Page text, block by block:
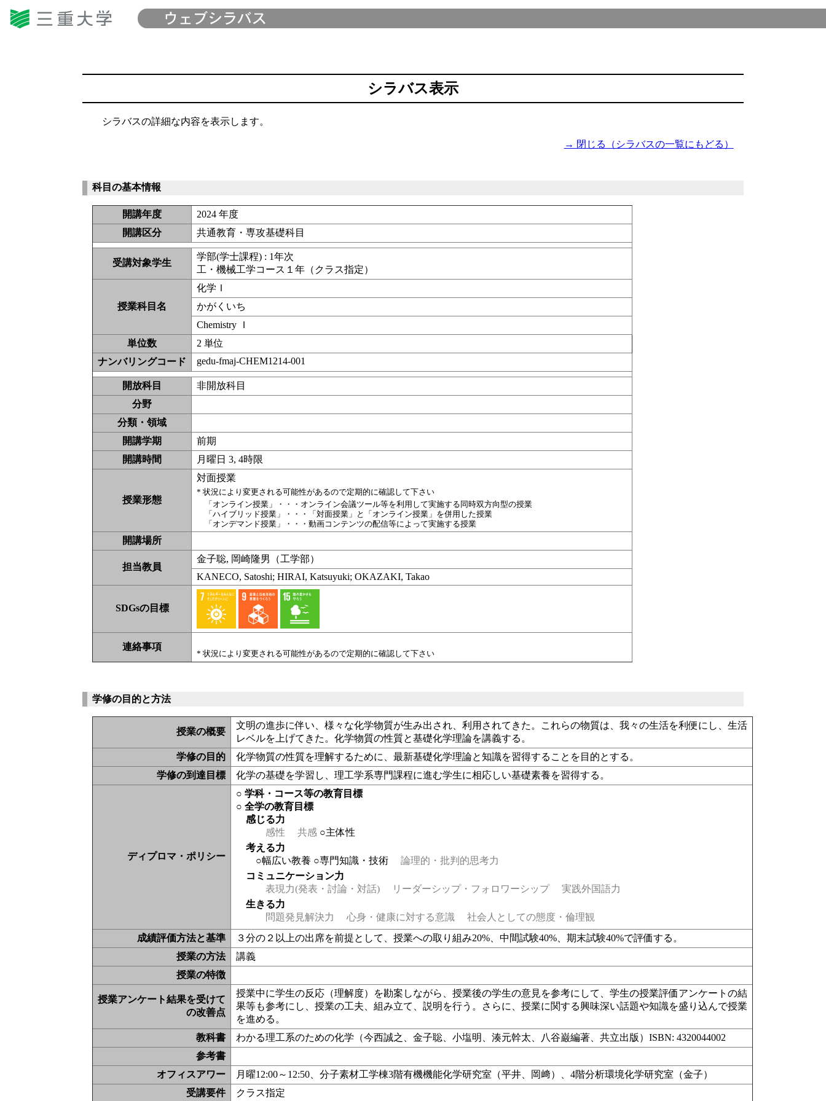
シラバス表示
シラバスの詳細な内容を表示します。
→ 閉じる（シラバスの一覧にもどる）
科目の基本情報
開講年度
2024 年度
開講区分
共通教育・専攻基礎科目
受講対象学生
学部(学士課程) : 1年次
工・機械工学コース１年（クラス指定）
授業科目名
化学Ｉ
かがくいち
Chemistry Ｉ
単位数
2 単位
ナンバリングコード
gedu-fmaj-CHEM1214-001
開放科目
非開放科目
分野
分類・領域
開講学期
前期
開講時間
月曜日 3, 4時限
授業形態
対面授業
* 状況により変更される可能性があるので定期的に確認して下さい
「オンライン授業」・・・オンライン会議ツール等を利用して実施する同時双方向型の授業
「ハイブリッド授業」・・・「対面授業」と「オンライン授業」を併用した授業
「オンデマンド授業」・・・動画コンテンツの配信等によって実施する授業
開講場所
担当教員
金子聡, 岡崎隆男（工学部）
KANECO, Satoshi; HIRAI, Katsuyuki; OKAZAKI, Takao
SDGsの目標
連絡事項
* 状況により変更される可能性があるので定期的に確認して下さい
学修の目的と方法
授業の概要
文明の進歩に伴い、様々な化学物質が生み出され、利用されてきた。これらの物質は、我々の生活を利便にし、生活
レベルを上げてきた。化学物質の性質と基礎化学理論を講義する。
学修の目的
化学物質の性質を理解するために、最新基礎化学理論と知識を習得することを目的とする。
学修の到達目標
化学の基礎を学習し、理工学系専門課程に進む学生に相応しい基礎素養を習得する。
ディプロマ・ポリシー
○ 学科・コース等の教育目標
○ 全学の教育目標
感じる力
感性
共感 ○主体性
考える力
○幅広い教養 ○専門知識・技術
論理的・批判的思考力
コミュニケーション力
表現力(発表・討論・対話)
リーダーシップ・フォロワーシップ
実践外国語力
生きる力
問題発見解決力
心身・健康に対する意識
社会人としての態度・倫理観
成績評価方法と基準
３分の２以上の出席を前提として、授業への取り組み20%、中間試験40%、期末試験40%で評価する。
授業の方法
講義
授業の特徴
授業アンケート結果を受けて
の改善点
授業中に学生の反応（理解度）を勘案しながら、授業後の学生の意見を参考にして、学生の授業評価アンケートの結
果等も参考にし、授業の工夫、組み立て、説明を行う。さらに、授業に関する興味深い話題や知識を盛り込んで授業
を進める。
教科書
わかる理工系のための化学（今西誠之、金子聡、小塩明、湊元幹太、八谷巌編著、共立出版）ISBN: 4320044002
参考書
オフィスアワー
月曜12:00～12:50、分子素材工学棟3階有機機能化学研究室（平井、岡﨑）、4階分析環境化学研究室（金子）
受講要件
クラス指定